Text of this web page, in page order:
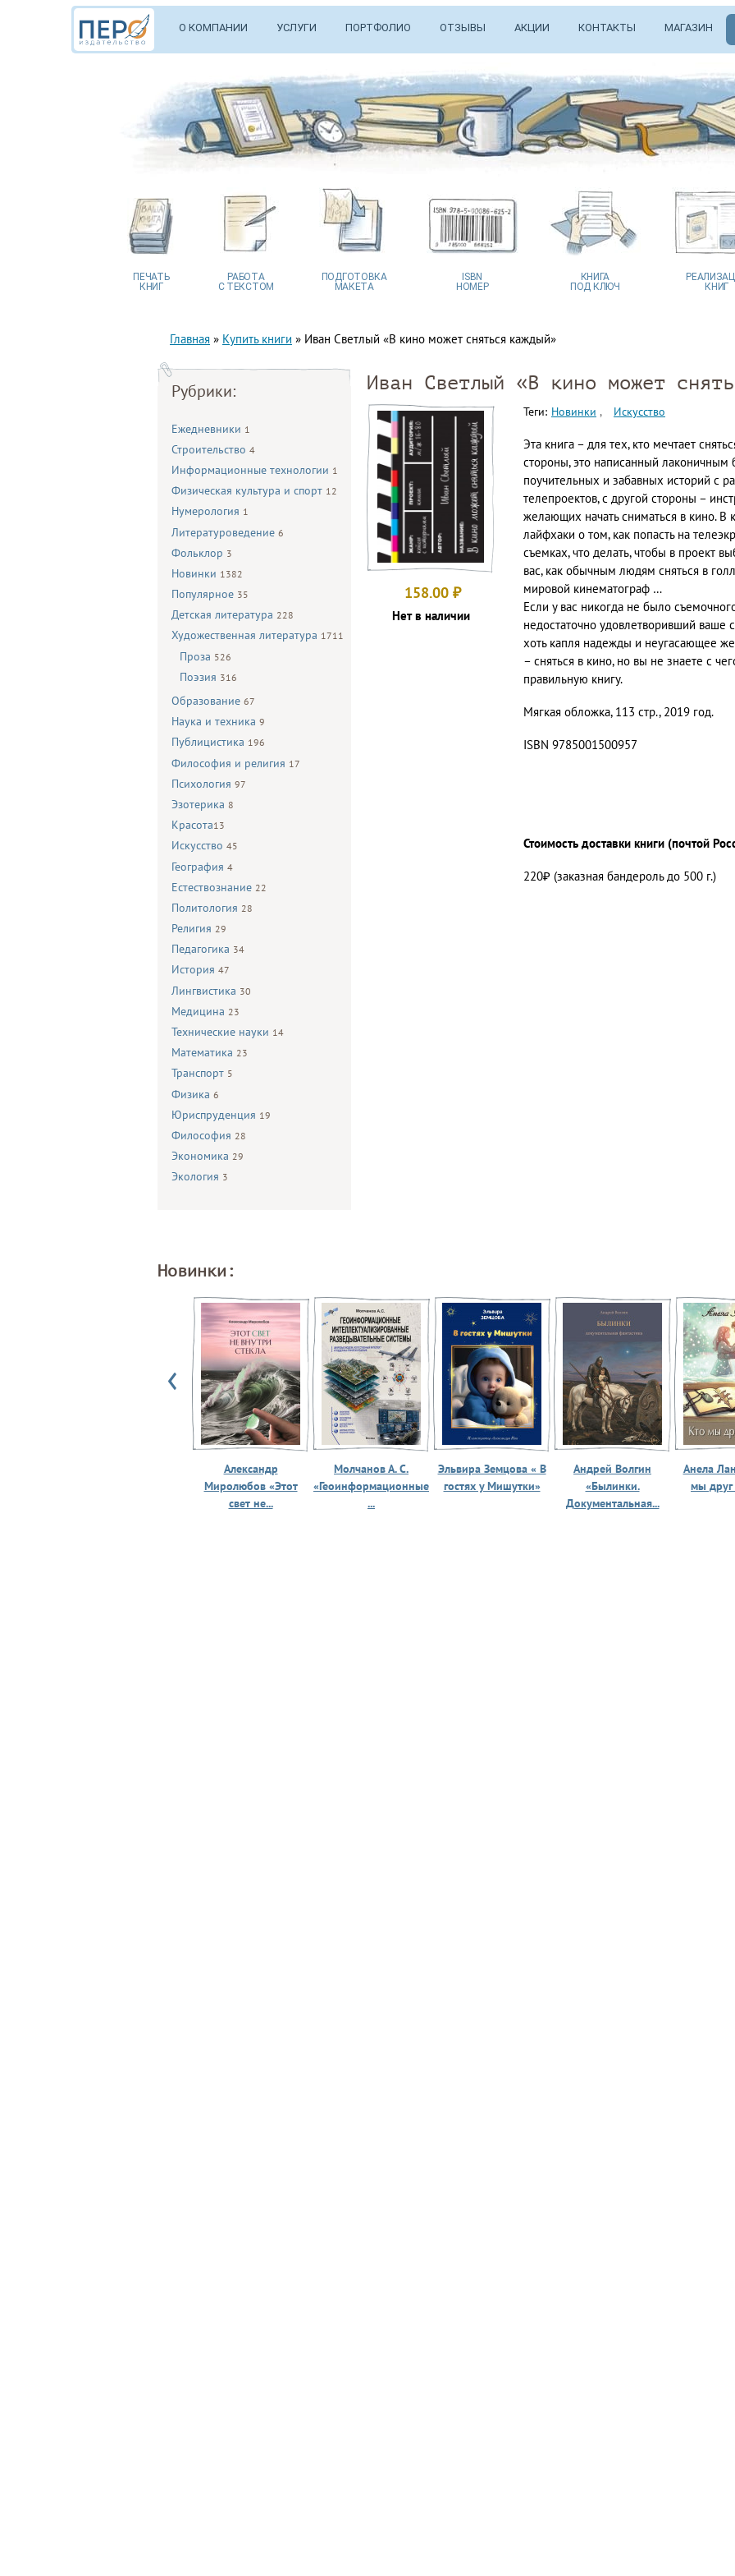
О КОМПАНИИ УСЛУГИ ПОРТФОЛИО ОТЗЫВЫ АКЦИИ КОНТАКТЫ МАГАЗИН
ПЕЧАТЬ
КНИГ
РАБОТА
С ТЕКСТОМ
ПОДГОТОВКА
МАКЕТА
ISBN
НОМЕР
КНИГА
ПОД КЛЮЧ
КНИГ
Главная » Купить книги » Иван Светлый «В кино может сняться каждый»
Рубрики:
Ежедневники 1
Строительство 4
Информационные технологии 1
Физическая культура и спорт 12
Нумерология 1
Литературоведение 6
Фольклор 3
Новинки 1382
Популярное 35
Детская литература 228
Художественная литература 1711
Проза 526
Поэзия 316
Образование 67
Наука и техника 9
Публицистика 196
Философия и религия 17
Психология 97
Эзотерика 8
Красота13
Искусство 45
География 4
Естествознание 22
Политология 28
Религия 29
Педагогика 34
История 47
Лингвистика 30
Медицина 23
Технические науки 14
Математика 23
Транспорт 5
Физика 6
Юриспруденция 19
Философия 28
Экономика 29
Экология 3
Иван Светлый «В кино может
158.00 ₽
Нет в наличии
Теги: Новинки Искусство
Эта книга – для тех, кто мечтает
стороны, это написанный лаконичным
поучительных и забавных историй с
телепроектов, с другой стороны –
желающих начать сниматься в кино. В
лайфхаки о том, как попасть на
съемках, что делать, чтобы в проект
вас, как обычным людям сняться в
мировой кинематограф …
Если у вас никогда не было
недостаточно удовлетворивший ваше
хоть капля надежды и неугасающее
– сняться в кино, но вы не знаете с
правильную книгу.
Мягкая обложка, 113 стр., 2019 год.
ISBN 9785001500957
Стоимость доставки книги (почтой
220₽ (заказная бандероль до 500 г.)
Новинки:
Александр
Миролюбов «Этот
свет не...
Молчанов А. С.
«Геоинформационные
...
Эльвира Земцова « В
гостях у Мишутки»
Андрей Волгин
«Былинки.
Документальная...
Анела
мы друг